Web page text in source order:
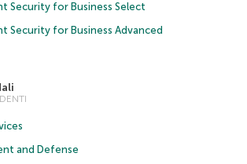
Security for Business Select
Security for Business Advanced
and Defense